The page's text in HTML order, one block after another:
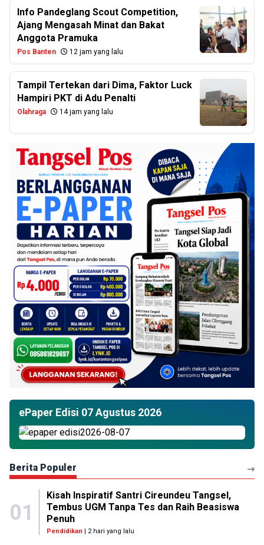
Info Pandeglang Scout Competition,
Ajang Mengasah Minat dan Bakat
Anggota Pramuka
Pos Banten 12 jam yang lalu
Tampil Tertekan dari Dima, Faktor Luck
Hampiri PKT di Adu Penalti
Olahraga 14 jam yang lalu
ePaper Edisi 07 Agustus 2026
Berita Populer
01
Kisah Inspiratif Santri Cireundeu Tangsel,
Tembus UGM Tanpa Tes dan Raih Beasiswa
Penuh
Pendidikan | 2 hari yang lalu